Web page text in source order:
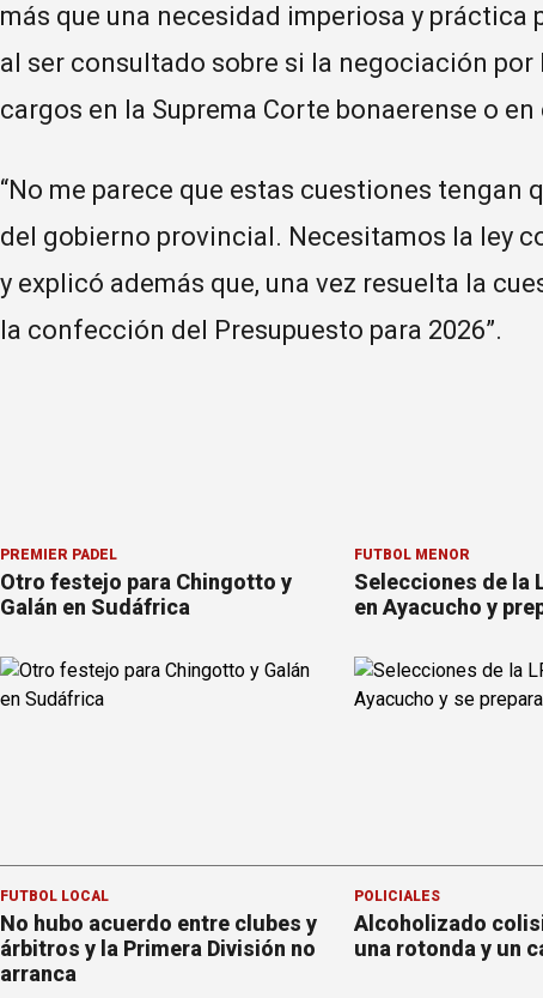
más que una necesidad imperiosa y práctica
al ser consultado sobre si la negociación
cargos en la Suprema Corte bonaerense o
“No me parece que estas cuestiones tengan
del gobierno provincial. Necesitamos la ley
y explicó además que, una vez resuelta la
la confección del Presupuesto para 2026”.
PREMIER PÁDEL
Otro festejo para Chingotto y
Galán en Sudáfrica
FÚTBOL MENOR
Selecciones de la
en Ayacucho y
FÚTBOL LOCAL
No hubo acuerdo entre clubes y
árbitros y la Primera División no
arranca
POLICIALES
Alcoholizado
una rotonda y un